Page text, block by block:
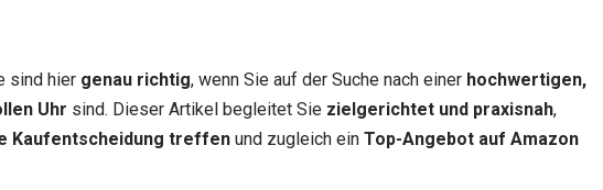
sind hier genau richtig, wenn Sie auf der Suche nach einer hochwertigen,
Uhr sind. Dieser Artikel begleitet Sie zielgerichtet und praxisnah,
Kaufentscheidung treffen und zugleich ein Top-Angebot auf Amazon